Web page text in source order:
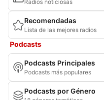
Radios noticiosas
Recomendadas
Lista de las mejores radios
Podcasts
Podcasts Principales
Podcasts más populares
Podcasts por Género